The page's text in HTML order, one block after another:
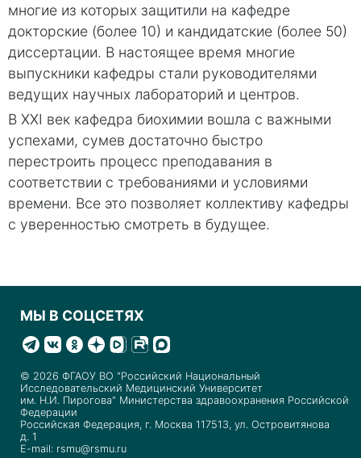
многие из которых защитили на кафедре
докторские (более 10) и кандидатские (более 50)
диссертации. В настоящее время многие
выпускники кафедры стали руководителями
ведущих научных лабораторий и центров.
В XXI век кафедра биохимии вошла с важными
успехами, сумев достаточно быстро
перестроить процесс преподавания в
соответствии с требованиями и условиями
времени. Все это позволяет коллективу кафедры
с уверенностью смотреть в будущее.
МЫ В СОЦСЕТЯХ
© 2026 ФГАОУ ВО "Российский Национальный
Исследовательский Медицинский Университет
им. Н.И. Пирогова" Министерства здравоохранения Российской
Федерации
Российская Федерация, г. Москва 117513, ул. Островитянова
д. 1
E-mail: rsmu@rsmu.ru